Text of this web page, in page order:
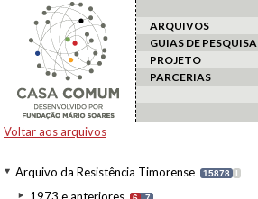
ARQUIVOS
GUIAS DE PESQUISA
PROJETO
PARCERIAS
Voltar aos arquivos
Arquivo da Resistência Timorense 15878 I